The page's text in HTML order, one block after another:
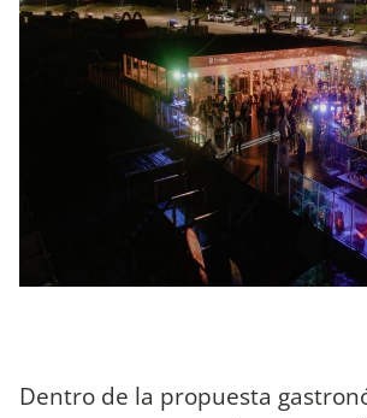
Dentro de la propuesta